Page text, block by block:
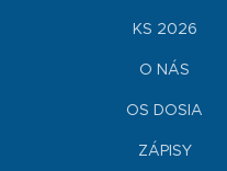
KS 2026
O NÁS
OS DOSIA
ZÁPISY